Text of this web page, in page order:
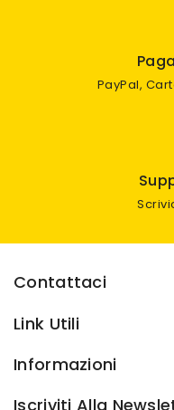
PayPal,
Contattaci
Link Utili
Informazioni
Iscriviti Alla